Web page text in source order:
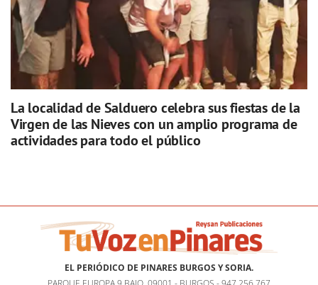
La localidad de Salduero celebra sus fiestas de la
Virgen de las Nieves con un amplio programa de
actividades para todo el público
EL PERIÓDICO DE PINARES BURGOS Y SORIA.